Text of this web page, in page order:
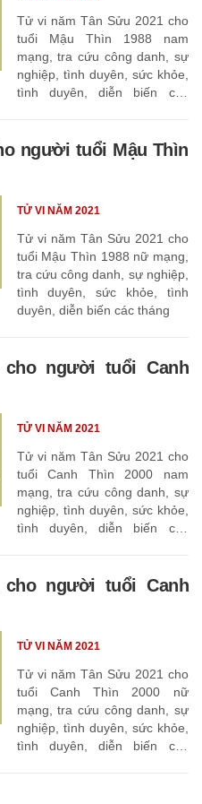
Tử vi năm Tân Sửu 2021 cho
tuổi Mậu Thìn 1988 nam
mạng, tra cứu công danh, sự
nghiệp, tình duyên, sức khỏe,
tình duyên, diễn biến các
người tuổi Mậu Thìn
Tử vi năm Tân Sửu 2021 cho
tuổi Mậu Thìn 1988 nữ mạng,
tra cứu công danh, sự nghiệp,
tình duyên, sức khỏe, tình
duyên, diễn biến các tháng
TỬ VI NĂM 2021
người tuổi Canh
Tử vi năm Tân Sửu 2021 cho
tuổi Canh Thìn 2000 nam
mạng, tra cứu công danh, sự
nghiệp, tình duyên, sức khỏe,
tình duyên, diễn biến các
TỬ VI NĂM 2021
người tuổi Canh
Tử vi năm Tân Sửu 2021 cho
tuổi Canh Thìn 2000 nữ
mạng, tra cứu công danh, sự
nghiệp, tình duyên, sức khỏe,
tình duyên, diễn biến các
TỬ VI NĂM 2021